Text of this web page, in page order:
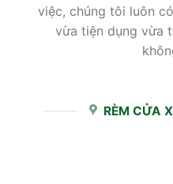
việc, chúng tôi luôn
vừa tiện dụng vừa
RÈM CỬA